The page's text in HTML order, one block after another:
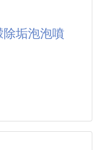
含有1300mg!
垢泡泡噴